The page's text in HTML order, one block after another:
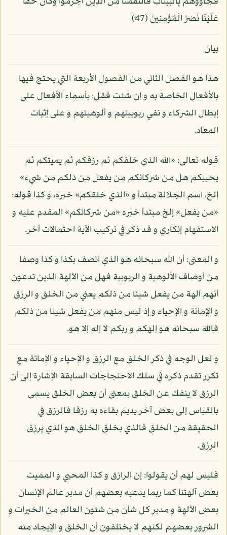
عَلَيْنَا نَصْرُ الْمُؤْمِنِينَ (47)
بيان
هذا هو الفصل الثاني من الفصول الأربعة التي يحتج فيها
بالأفعال الخاصة به و إن شئت فقل: بأسماء الأفعال على
إبطال الشركاء و نفي ربوبيتهم و ألوهيتهم و على إثبات
المعاد.
قوله تعالى: «الله الذي خلقكم ثم رزقكم ثم يميتكم ثم
يحييكم هل من شركائكم من يفعل من ذلكم من شيء»
إلخ، اسم الجلالة مبتدأ و «الذي خلقكم» خبره، و كذا قوله:
«من يفعل» إلخ مبتدأ خبره «من شركائكم» المقدم عليه و
الاستفهام إنكاري و قد ذكر في تركيب الآية احتمالات أخر.
و المعنى: أن الله سبحانه هو الذي اتصف بكذا و كذا وصفا
من أوصاف الألوهية و الربوبية فهل من الآلهة الذين تدعون
أنهم آلهة من يفعل شيئا من ذلكم يعني من الخلق و الرزق
و الإماتة و الإحياء و إذ ليس منهم من يفعل شيئا من ذلكم
فالله سبحانه هو إلهكم و ربكم لا إله إلا هو.
و لعل الوجه في ذكر الخلق مع الرزق و الإحياء و الإماتة مع
تكرر تقدم ذكره في سلك الاحتجاجات السابقة الإشارة إلى أن
الرزق لا ينفك عن الخلق بمعنى أن بعض الخلق يسمى
بالقياس إلى بعض آخر يديم بقاءه به رزقا فالرزق في
الحقيقة من الخلق فالذي يخلق الخلق هو الذي يرزق
الرزق.
فليس لهم أن يقولوا: إن الرازق و كذا المحيي و المميت
بعض آلهتنا كما ربما يدعيه بعضهم أن مدبر عالم الإنسان
بعض الآلهة و مدبر كل شأن من شئون العالم من الخيرات و
الشرور بعضهم لكنهم لا يختلفون أن الخلق و الإيجاد منه